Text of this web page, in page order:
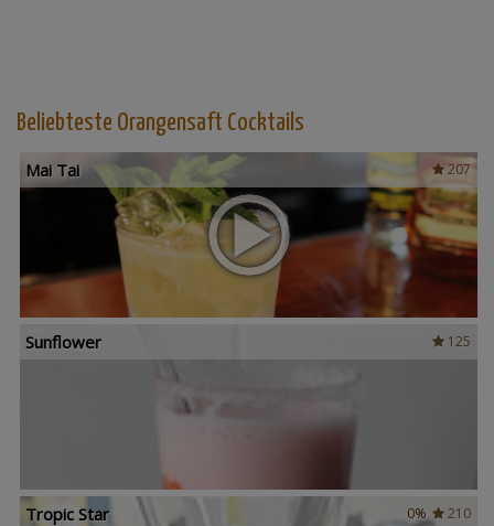
Beliebteste Orangensaft Cocktails
207
Mai Tai
125
Sunflower
210
0%
Tropic Star